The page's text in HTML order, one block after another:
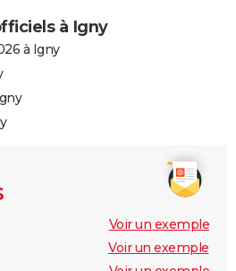
à Igny
à Igny
Voir un exemple
Voir un exemple